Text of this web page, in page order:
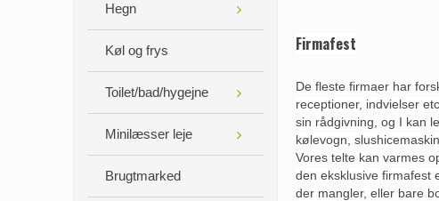
Hegn
Køl og frys
Toilet/bad/hygejne
Minilæsser leje
Brugtmarked
Firmafest
De fleste firmaer har
receptioner, indvielser
sin rådgivning, og I kan
kølevogn,
Vores telte kan varmes
den eksklusive firmafest
der mangler, eller bare